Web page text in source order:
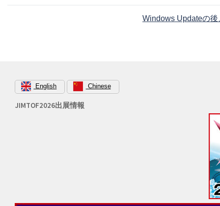
ョ
ン
Windows Updateの
English Chinese
JIMTOF2026出展情報